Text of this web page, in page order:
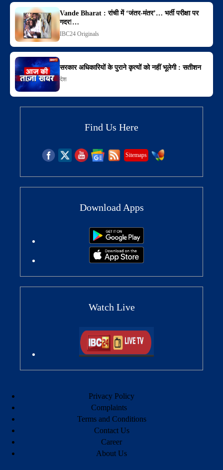
Vande Bharat : रांची में ‘जंतर-मंतर’… भर्ती परीक्षा पर
गदर!…
IBC24 Originals
सरकार अधिकारियों के पुराने कृत्यों को नहीं भूलेगी : सतीशन
देश
Find Us Here
Sitemaps
Download Apps
Watch Live
Privacy Policy
Complaints
Terms and Conditions
Contact Us
Career
About Us